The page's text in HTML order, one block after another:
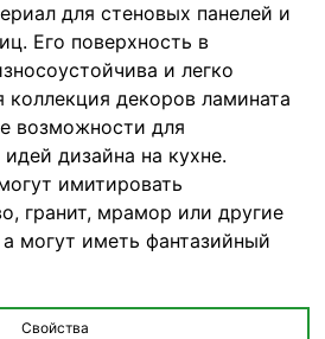
для стеновых панелей и
Его поверхность в
и легко
коллекция декоров ламината
возможности для
дизайна на кухне.
имитировать
гранит, мрамор или другие
могут иметь фантазийный
Свойства